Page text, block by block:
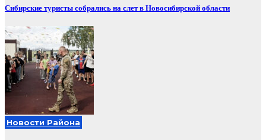
Сибирские туристы собрались на слет в Новосибирской области
Новости Района